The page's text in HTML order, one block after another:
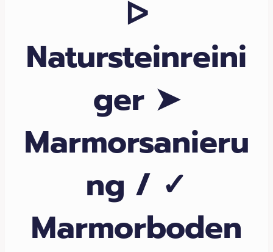
ᐅ
Natursteinreini
ger ➤
Marmorsanieru
ng / ✓
Marmorboden